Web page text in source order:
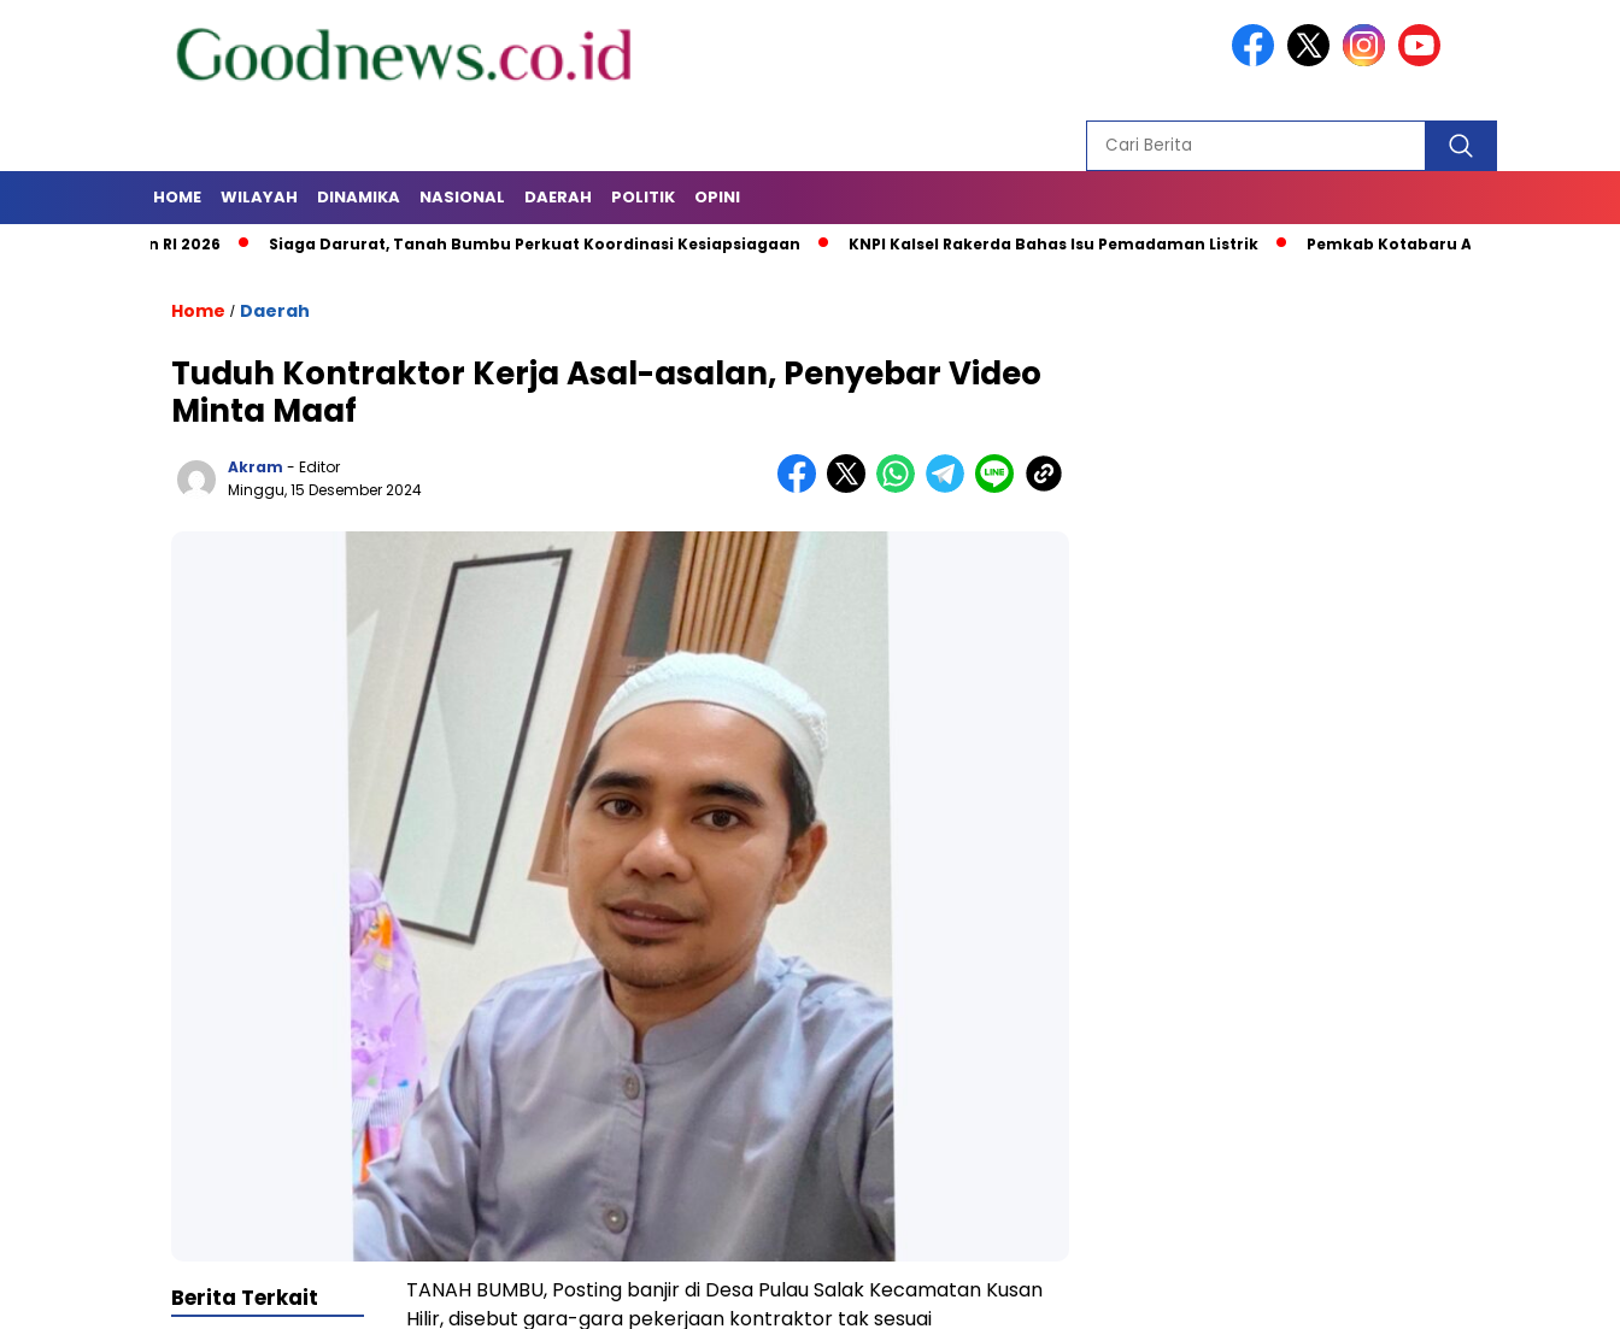
HOME WILAYAH DINAMIKA NASIONAL DAERAH POLITIK OPINI
Kalsel dan RI 2026 Siaga Darurat, Tanah Bumbu Perkuat Koordinasi Kesiapsiagaan KNPI Kalsel Rakerda Bahas Isu Pemadaman Listrik Pemkab Kotabaru Apresiasi Kunjungan
Home / Daerah
Tuduh Kontraktor Kerja Asal-asalan, Penyebar Video
Minta Maaf
Akram - Editor
Minggu, 15 Desember 2024
TANAH BUMBU, Posting banjir di Desa Pulau Salak Kecamatan Kusan
Hilir, disebut gara-gara pekerjaan kontraktor tak sesuai
Berita Terkait